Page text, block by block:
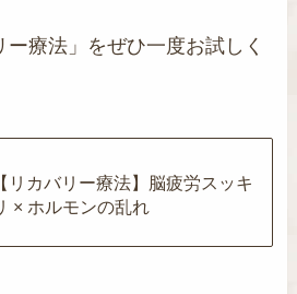
療法」をぜひ一度お試しく
【リカバリー療法】脳疲労スッキ
× ホルモンの乱れ